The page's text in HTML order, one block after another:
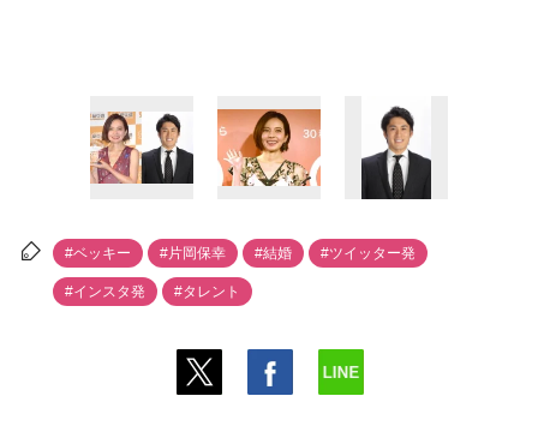
#ベッキー #片岡保幸 #結婚 #ツイッター発
#インスタ発 #タレント